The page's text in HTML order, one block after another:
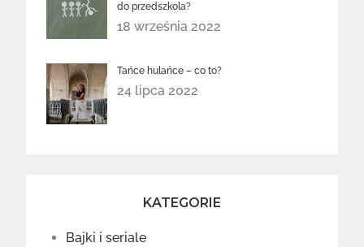
do przedszkola?
18 września 2022
Tańce hulańce – co to?
24 lipca 2022
KATEGORIE
Bajki i seriale